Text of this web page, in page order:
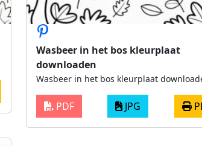
Wasbeer in het bos kleurplaat
downloaden
Wasbeer in het bos kleurplaat
PDF JPG